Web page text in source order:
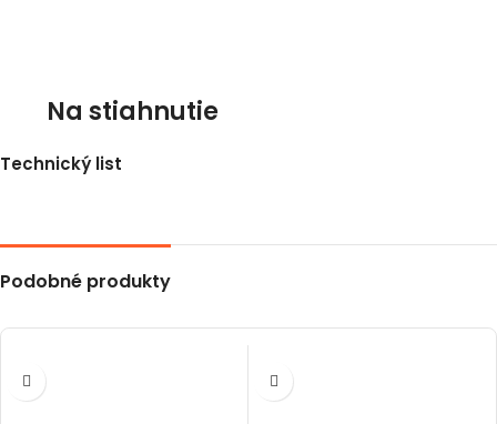
Na stiahnutie
Technický list
Podobné produkty